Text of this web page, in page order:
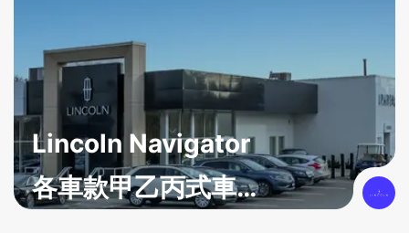
Lincoln Navigator
各車款甲乙丙式車體